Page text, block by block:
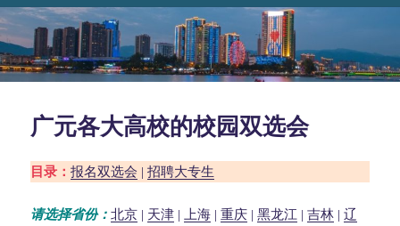
广元各大高校的校园双选会
目录：报名双选会 |招聘大专生
请选择省份：北京 | 天津 | 上海 |重庆 |黑龙江 |吉林 |辽